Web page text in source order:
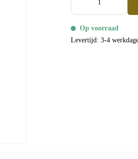
Op voorraad
Levertijd: 3-4